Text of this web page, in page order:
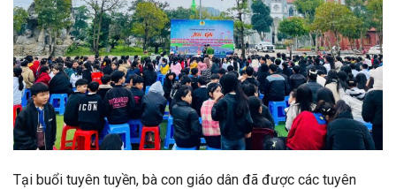
Tại buổi tuyên tuyền, bà con giáo dân đã được các tuyên